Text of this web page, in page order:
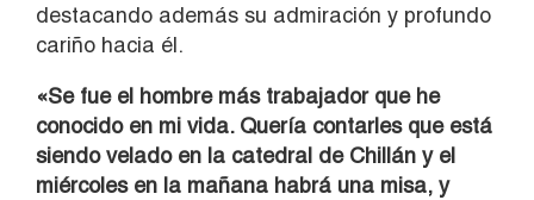
destacando además su admiración y profundo
cariño hacia él.
«Se fue el hombre más trabajador que he
conocido en mi vida. Quería contarles que está
siendo velado en la catedral de Chillán y el
miércoles en la mañana habrá una misa, y